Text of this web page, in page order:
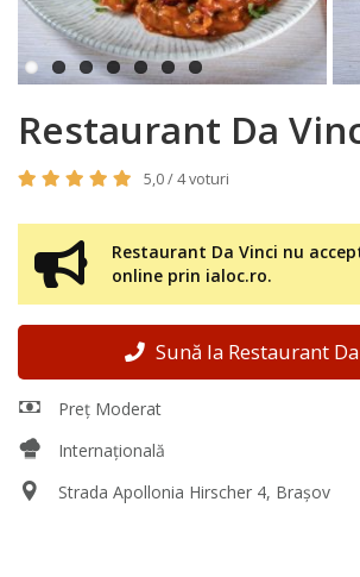
Restaurant Da
5,0 / 4 voturi
Restaurant Da Vinci nu
online prin ialoc.ro.
Sună la Restaurant
Preț Moderat
Internațională
Strada Apollonia Hirscher 4, Brașov